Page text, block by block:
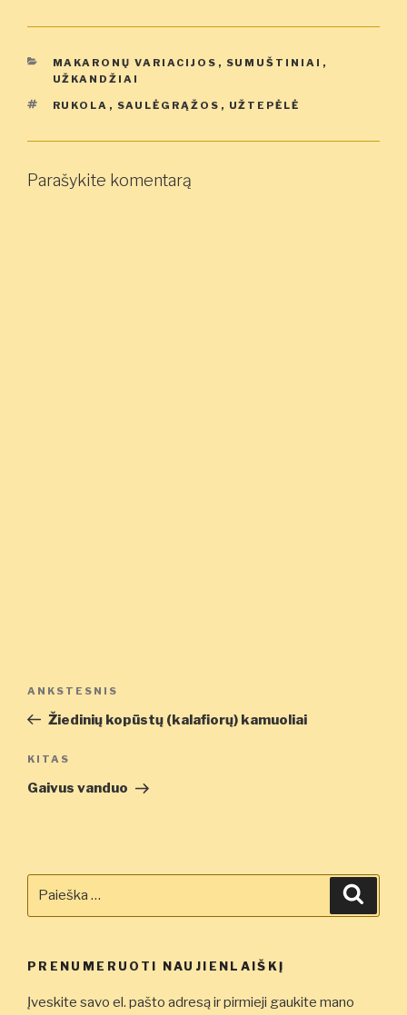
KATEGORIJOS
MAKARONŲ VARIACIJOS , SUMUŠTINIAI ,
UŽKANDŽIAI
ŽYMOS
RUKOLA , SAULĖGRĄŽOS , UŽTEPĖLĖ
Parašykite komentarą
tarp
įrašų
Ankstesnis
įrašas
ANKSTESNIS
Žiedinių kopūstų (kalafiorų) kamuoliai
Kitas
įrašas
KITAS
Gaivus vanduo
PRENUMERUOTI NAUJIENLAIŠKĮ
Įveskite savo el. pašto adresą ir pirmieji gaukite mano